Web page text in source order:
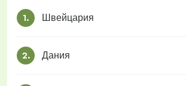
1. Швейцария
2. Дания